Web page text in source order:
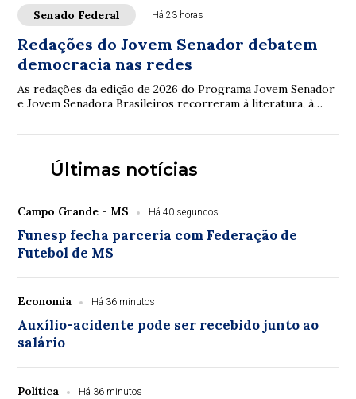
Senado Federal Há 23 horas
Redações do Jovem Senador debatem
democracia nas redes
As redações da edição de 2026 do Programa Jovem Senador
e Jovem Senadora Brasileiros recorreram à literatura, à
Últimas notícias
Campo Grande - MS Há 40 segundos
Funesp fecha parceria com Federação de
Futebol de MS
Economia Há 36 minutos
Auxílio-acidente pode ser recebido junto ao
salário
Política Há 36 minutos